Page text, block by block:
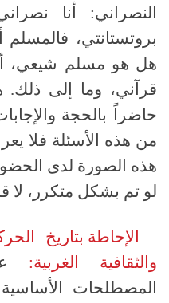
النصراني:
أنا
بروتستانتي،
هل هو مسلم شيعي،
قرآني، وما إلى ذلك.
حاضراً بالحجة
من هذه الأسئلة فلا
هذه الصورة لدى
لو تم بشكل متكرر، لا
الإحاطة بتاريخ
والثقافية الغربية:
المصطلحات